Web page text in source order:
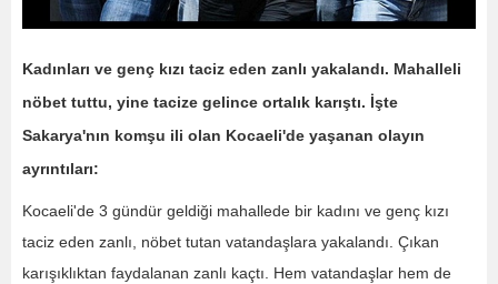
Kadınları ve genç kızı taciz eden zanlı yakalandı. Mahalleli
nöbet tuttu, yine tacize gelince ortalık karıştı. İşte
Sakarya'nın komşu ili olan Kocaeli'de yaşanan olayın
ayrıntıları:
Kocaeli'de 3 gündür geldiği mahallede bir kadını ve genç kızı
taciz eden zanlı, nöbet tutan vatandaşlara yakalandı. Çıkan
karışıklıktan faydalanan zanlı kaçtı. Hem vatandaşlar hem de